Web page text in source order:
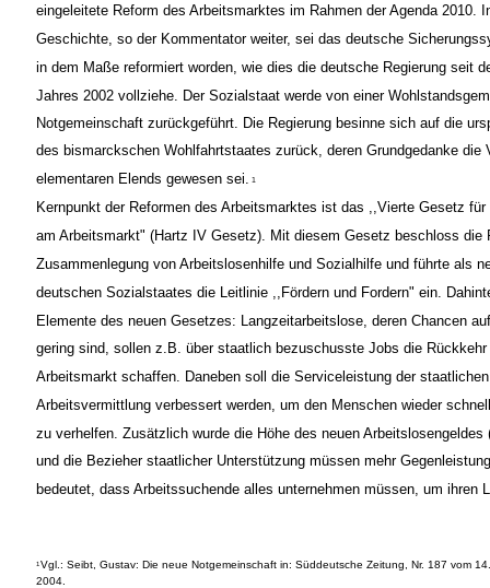
eingeleitete Reform des Arbeitsmarktes im Rahmen der Agenda 2010.
Geschichte, so der Kommentator weiter, sei das deutsche
in dem Maße reformiert worden, wie dies die deutsche Regierung seit
Jahres 2002 vollziehe. Der Sozialstaat werde von einer
Notgemeinschaft zurückgeführt. Die Regierung besinne sich auf die
des bismarckschen Wohlfahrtstaates zurück, deren Grundgedanke die
elementaren Elends gewesen sei. 1
Kernpunkt der Reformen des Arbeitsmarktes ist das ,,Vierte Gesetz
am Arbeitsmarkt" (Hartz IV Gesetz). Mit diesem Gesetz beschloss die
Zusammenlegung von Arbeitslosenhilfe und Sozialhilfe und führte als
deutschen Sozialstaates die Leitlinie ,,Fördern und Fordern" ein.
Elemente des neuen Gesetzes: Langzeitarbeitslose, deren Chancen
gering sind, sollen z.B. über staatlich bezuschusste Jobs die Rückkehr
Arbeitsmarkt schaffen. Daneben soll die Serviceleistung der staatlichen
Arbeitsvermittlung verbessert werden, um den Menschen wieder
zu verhelfen. Zusätzlich wurde die Höhe des neuen Arbeitslosengeldes
und die Bezieher staatlicher Unterstützung müssen mehr
bedeutet, dass Arbeitssuchende alles unternehmen müssen, um ihren
1 Vgl.: Seibt, Gustav: Die neue Notgemeinschaft in: Süddeutsche Zeitung, Nr. 187 vom
2004.